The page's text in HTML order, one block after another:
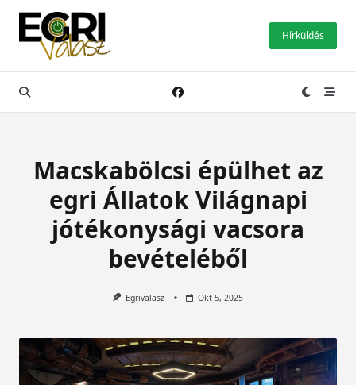
Skip
content
Hírküldés
Macskabölcsi épülhet az
egri Állatok Világnapi
jótékonysági vacsora
bevételéből
Egrivalasz Okt 5, 2025